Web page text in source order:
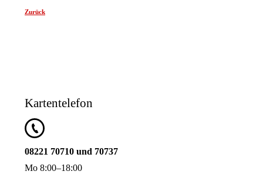
Zurück
Kartentelefon
08221 70710 und 70737
Mo 8:00–18:00